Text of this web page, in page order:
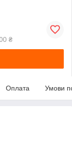
₴
Оплата Умови